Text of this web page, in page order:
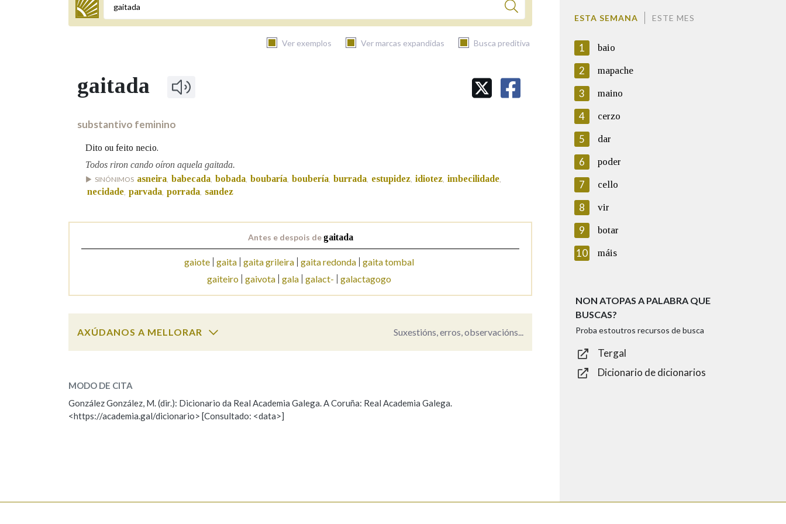
Termo a buscar
Ver exemplos Ver marcas expandidas Busca preditiva
BUSCAR NOS LEMAS
Remata por
OUTRAS OPCIÓNS DE BUSCA
Pertence a
gaitada
substantivo feminino
Dito ou feito necio.
Todos riron cando oíron aquela gaitada.
SINÓNIMOS asneira, babecada, bobada, boubaría, boubería, burrada, estupidez, idiotez, imbecilidade,
necidade, parvada, porrada, sandez
Antes e despois degaitada
gaiote gaita gaita grileira gaita redonda
gaita tombal
gaiteiro
gaivota gala galact- galactagogo
AXÚDANOS A MELLORAR Suxestións, erros, observacións...
ESCOLLE UNHA OPCIÓN:
Observación Hai un erro na palabra Propoño mellorar a definición
MODO DE CITA
González González, M. (dir.): Dicionario da Real Academia Galega. A Coruña: Real Academia Galega.
<https://academia.gal/dicionario> [Consultado: <data>]
ESTA SEMANA ESTE MES
1 baio
2 mapache
3 maino
4 cerzo
5 dar
6 poder
7 cello
8 vir
9 botar
10 máis
NON ATOPAS A PALABRA QUE
BUSCAS?
Proba estoutros recursos de busca
Tergal
Dicionario de dicionarios